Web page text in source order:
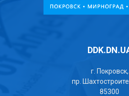
г. Покровск,
пр.
85300